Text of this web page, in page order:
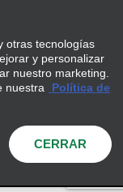
otras tecnologías
y personalizar
nuestro marketing.
nuestra
Política de
CERRAR